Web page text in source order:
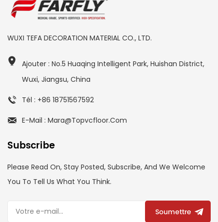
WUXI TEFA DECORATION MATERIAL CO., LTD.
Ajouter : No.5 Huaqing Intelligent Park, Huishan District,
Wuxi, Jiangsu, China
Tél : +86 18751567592
E-Mail : Mara@topvcfloor.com
Subscribe
Please Read On, Stay Posted, Subscribe, And We Welcome
You To Tell Us What You Think.
Soumettre